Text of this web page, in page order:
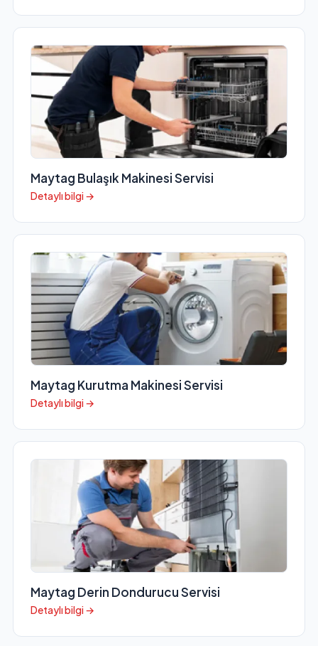
Maytag Bulaşık Makinesi Servisi
Detaylı bilgi →
Maytag Kurutma Makinesi Servisi
Detaylı bilgi →
Maytag Derin Dondurucu Servisi
Detaylı bilgi →